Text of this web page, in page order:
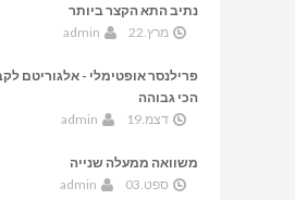
נתיב התא הקצר ביותר
מרץ.22
admin
פרילנסר אופטימלי - אלגוריטם
הכי גבוהה
דצמ.19
admin
משוואה ממעלה שנייה
ספט.03
admin